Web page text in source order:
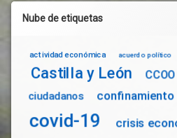
Nube de etiquetas
actividad económica acuerdo político
Castilla y León CCOO
ciudadanos confinamiento
covid-19 crisis